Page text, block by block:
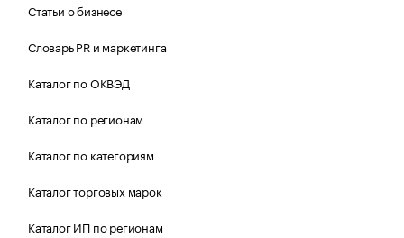
Статьи о бизнесе
Словарь PR и маркетинга
Каталог по ОКВЭД
Каталог по регионам
Каталог по категориям
Каталог торговых марок
Каталог ИП по регионам